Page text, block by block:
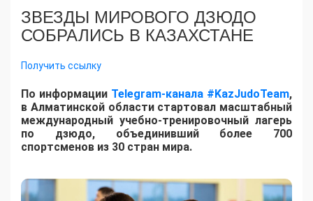
ЗВЕЗДЫ МИРОВОГО ДЗЮДО
СОБРАЛИСЬ В КАЗАХСТАНЕ
Получить ссылку
По информации Telegram-канала #KazJudoTeam,
в Алматинской области стартовал масштабный
международный учебно-тренировочный лагерь
по дзюдо, объединивший более 700
спортсменов из 30 стран мира.